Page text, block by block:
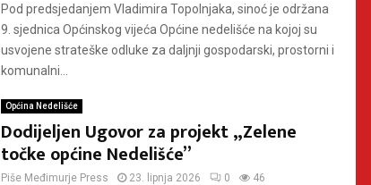
Pod predsjedanjem Vladimira Topolnjaka, sinoć je održana
9. sjednica Općinskog vijeća Općine nedelišće na kojoj su
usvojene strateške odluke za daljnji gospodarski, prostorni i
komunalni...
Općina Nedelišće
Dodijeljen Ugovor za projekt „Zelene
točke općine Nedelišće”
Piše Međimurje Press 23. lipnja 2026 0 46